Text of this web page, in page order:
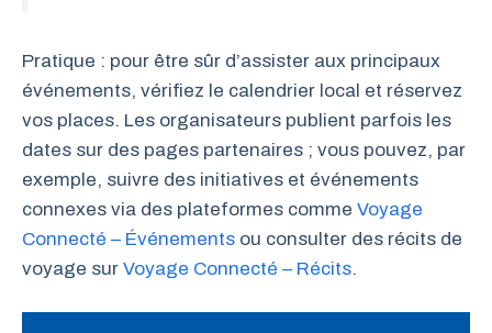
Pratique : pour être sûr d’assister aux principaux
événements, vérifiez le calendrier local et réservez
vos places. Les organisateurs publient parfois les
dates sur des pages partenaires ; vous pouvez, par
exemple, suivre des initiatives et événements
connexes via des plateformes comme Voyage
Connecté – Événements ou consulter des récits de
voyage sur Voyage Connecté – Récits.